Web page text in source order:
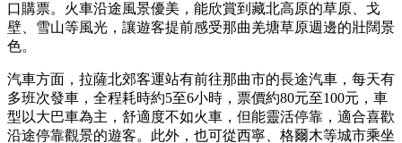
口購票。火車沿途風景優美，能欣賞到藏北高原的草原、戈
壁、雪山等風光，讓遊客提前感受那曲羌塘草原週邊的壯闊景
色。
汽車方面，拉薩北郊客運站有前往那曲市的長途汽車，每天有
多班次發車，全程耗時約5至6小時，票價約80元至100元，車
型以大巴車為主，舒適度不如火車，但能靈活停靠，適合喜歡
沿途停靠觀景的遊客。此外，也可從西寧、格爾木等城市乘坐